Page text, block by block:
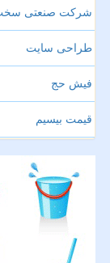
شرکت صنعتی
طراحی سایت
فیش حج
قیمت بیسیم